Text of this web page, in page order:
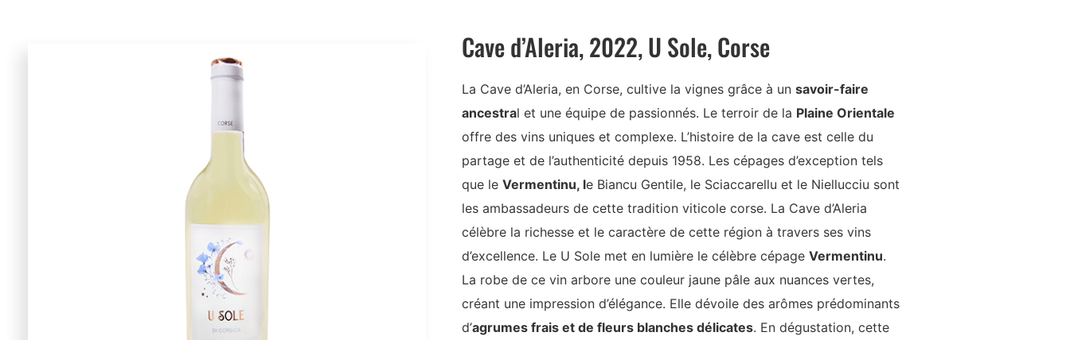
Cave d’Aleria, 2022, U Sole, Corse
La Cave d’Aleria, en Corse, cultive la vignes grâce à un savoir-faire
ancestral et une équipe de passionnés. Le terroir de la Plaine Orientale
offre des vins uniques et complexe. L’histoire de la cave est celle du
partage et de l’authenticité depuis 1958. Les cépages d’exception tels
que le Vermentinu, le Biancu Gentile, le Sciaccarellu et le Niellucciu sont
les ambassadeurs de cette tradition viticole corse. La Cave d’Aleria
célèbre la richesse et le caractère de cette région à travers ses vins
d’excellence. Le U Sole met en lumière le célèbre cépage Vermentinu.
La robe de ce vin arbore une couleur jaune pâle aux nuances vertes,
créant une impression d’élégance. Elle dévoile des arômes prédominants
d’agrumes frais et de fleurs blanches délicates. En dégustation, cette